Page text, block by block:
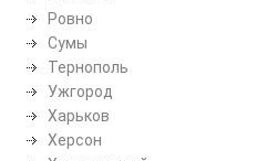
Ровно
Сумы
Тернополь
Ужгород
Харьков
Херсон